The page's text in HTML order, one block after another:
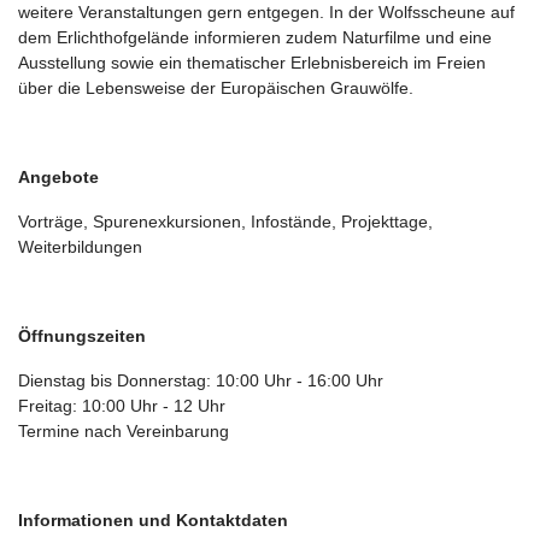
weitere Veranstaltungen gern entgegen. In der Wolfsscheune auf
dem Erlichthofgelände informieren zudem Naturfilme und eine
Ausstellung sowie ein thematischer Erlebnisbereich im Freien
über die Lebensweise der Europäischen Grauwölfe.
Angebote
Vorträge, Spurenexkursionen, Infostände, Projekttage,
Weiterbildungen
Öffnungszeiten
Dienstag bis Donnerstag: 10:00 Uhr - 16:00 Uhr
Freitag: 10:00 Uhr - 12 Uhr
Termine nach Vereinbarung
Informationen und Kontaktdaten